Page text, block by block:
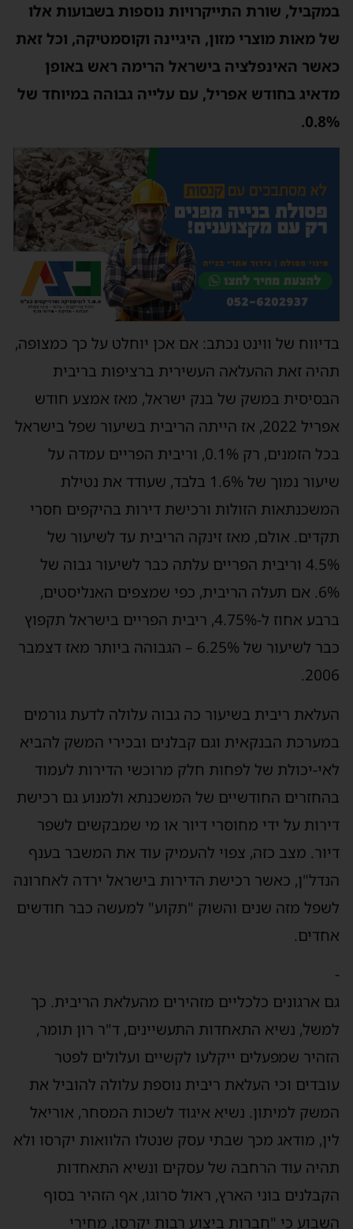
במקביל, שורת התייקרויות נוספות בשבועות אלו
של מאות מוצרי מזון, היגיינה וקוסמטיקה, וכל זאת
כאשר האינפלציה בישראל הרימה ראש באופן
מדאיג בחודש אפריל, עם עלייה גבוהה במיוחד של
0.8%.
בדיווח של ווינט נכתב: אם אכן יוחלט על כך כמצופה,
תהיה זאת ההעלאה העשירית ברציפות בריבית
הבסיסית במשק של בנק ישראל, מאז אמצע חודש
אפריל 2022, אז הייתה הריבית בשיעור שפל בישראל
בכל הזמנים, רק 0.1%, וריבית הפריים עמדה על
שיעור נמוך של 1.6% בלבד, שעודד את נטילת
המשכנתאות הזולות ורכישת דירות בהיקפים חסרי
תקדים. אולם, מאז זינקה הריבית עד לשיעור של
4.5% וריבית הפריים עלתה כבר לשיעור גבוה של
6%. אם תעלה הריבית, כפי שמצפים האנליסטים,
ברבע אחוז ל-4.75%, ריבית הפריים בישראל תקפוץ
כבר לשיעור של 6.25% – הגבוהה ביותר מאז דצמבר
2006.
העלאת ריבית בשיעור כה גבוה עלולה לדעת גורמים
במערכת הבנקאית וגם קבלנים ובכירי המשק להביא
לאי-יכולת של לפחות חלק מרוכשי הדירות לעמוד
בהחזרים החודשיים של המשכנתא ולמנוע גם רכישת
דירות על ידי מחוסרי דיור או מי שמבקשים לשפר
דיור. מצב כזה, צפוי להעמיק עוד את המשבר בענף
הנדל"ן, כאשר רכישת הדירות בישראל ירדה לאחרונה
לשפל מזה שנים והשוק "תקוע" למעשה כבר חודשים
אחדים.
-
גם ארגונים כלכליים מזהירים מהעלאת הריבית. כך
למשל, נשיא התאחדות התעשיינים, ד"ר רון תומר,
הזהיר שמפעלים ייקלעו לקשיים ועלולים לפטר
עובדים וכי העלאת ריבית נוספת עלולה להוביל את
המשק למיתון. נשיא איגוד לשכות המסחר, אוריאל
לין, מודאג מכך שבתי עסק שנטלו הלוואות יקרסו ולא
תהיה עוד הרחבה של עסקים ונשיא התאחדות
הקבלנים בוני הארץ, ראול סרוגו, אף הזהיר בסוף
השבוע כי "חברות ביצוע רבות יקרסו, מחירי